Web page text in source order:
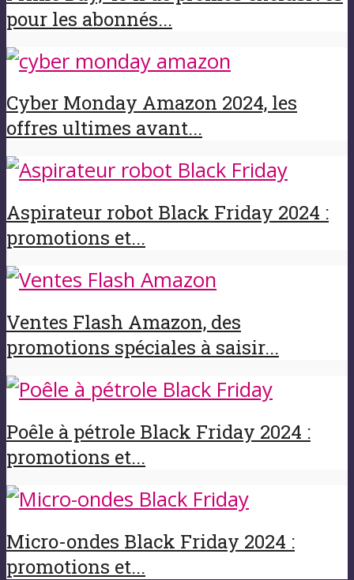
pour les abonnés...
Cyber Monday Amazon 2024, les
offres ultimes avant...
Aspirateur robot Black Friday 2024 :
promotions et...
Ventes Flash Amazon, des
promotions spéciales à saisir...
Poêle à pétrole Black Friday 2024 :
promotions et...
Micro-ondes Black Friday 2024 :
promotions et...